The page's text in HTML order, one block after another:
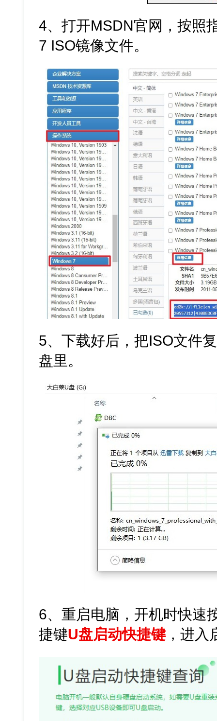
4、打开MSDN官网，按照
7 ISO镜像文件。
5、下载好后，把ISO文件
盘里。
6、重启电脑，开机时快速
捷键U盘启动快捷键，进入